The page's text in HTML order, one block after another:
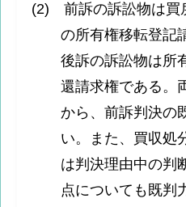
(2) 前訴の訴訟物は買
の所有権移転登記
後訴の訴訟物は所
還請求権である。
から、前訴判決の
い。また、買収処
は判決理由中の判
点についても既判